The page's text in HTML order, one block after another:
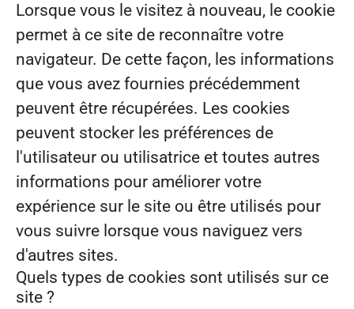
Lorsque vous le visitez à nouveau, le cookie
permet à ce site de reconnaître votre
navigateur. De cette façon, les informations
que vous avez fournies précédemment
peuvent être récupérées. Les cookies
peuvent stocker les préférences de
l'utilisateur ou utilisatrice et toutes autres
informations pour améliorer votre
expérience sur le site ou être utilisés pour
vous suivre lorsque vous naviguez vers
d'autres sites.
Quels types de cookies sont utilisés sur ce
site ?